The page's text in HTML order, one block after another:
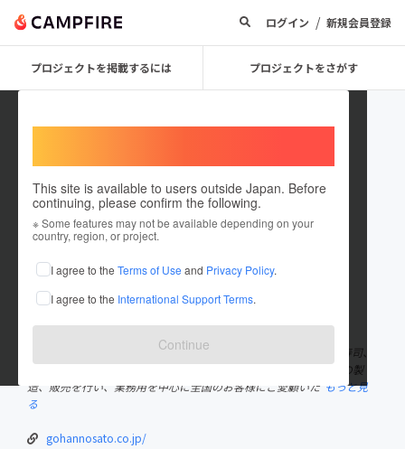
ログイン / 新規会員登録
プロジェクトを掲載するには プロジェクトをさがす
This site is available to users outside Japan. Before
continuing, please confirm the following.
※ Some features may not be available depending on your
country, region, or project.
I agree to the Terms of Use and Privacy Policy.
I agree to the International Support Terms.
Continue
reitobingohannosato
これまでに6件のプロジェクトを投稿しています
在住国：日本 現在地：広島県
出身国：日本 出身地：広島県
広島県の米飯加工の冷凍食品メーカーとして、いなり寿司、巻き寿司、
しゃり玉などの冷凍寿司や、肉巻きおにぎりなどの冷凍米飯食品の製
造、販売を行い、業務用を中心に全国のお客様にご愛顧いた もっと見
る
gohannosato.co.jp/